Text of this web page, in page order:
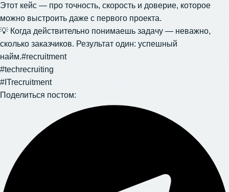
Этот кейс — про точность, скорость и доверие, которое
можно выстроить даже с первого проекта.
💡 Когда действительно понимаешь задачу — неважно,
сколько заказчиков. Результат один: успешный
найм.#recruitment
#techrecruiting
#ITrecruitment
Поделиться постом: